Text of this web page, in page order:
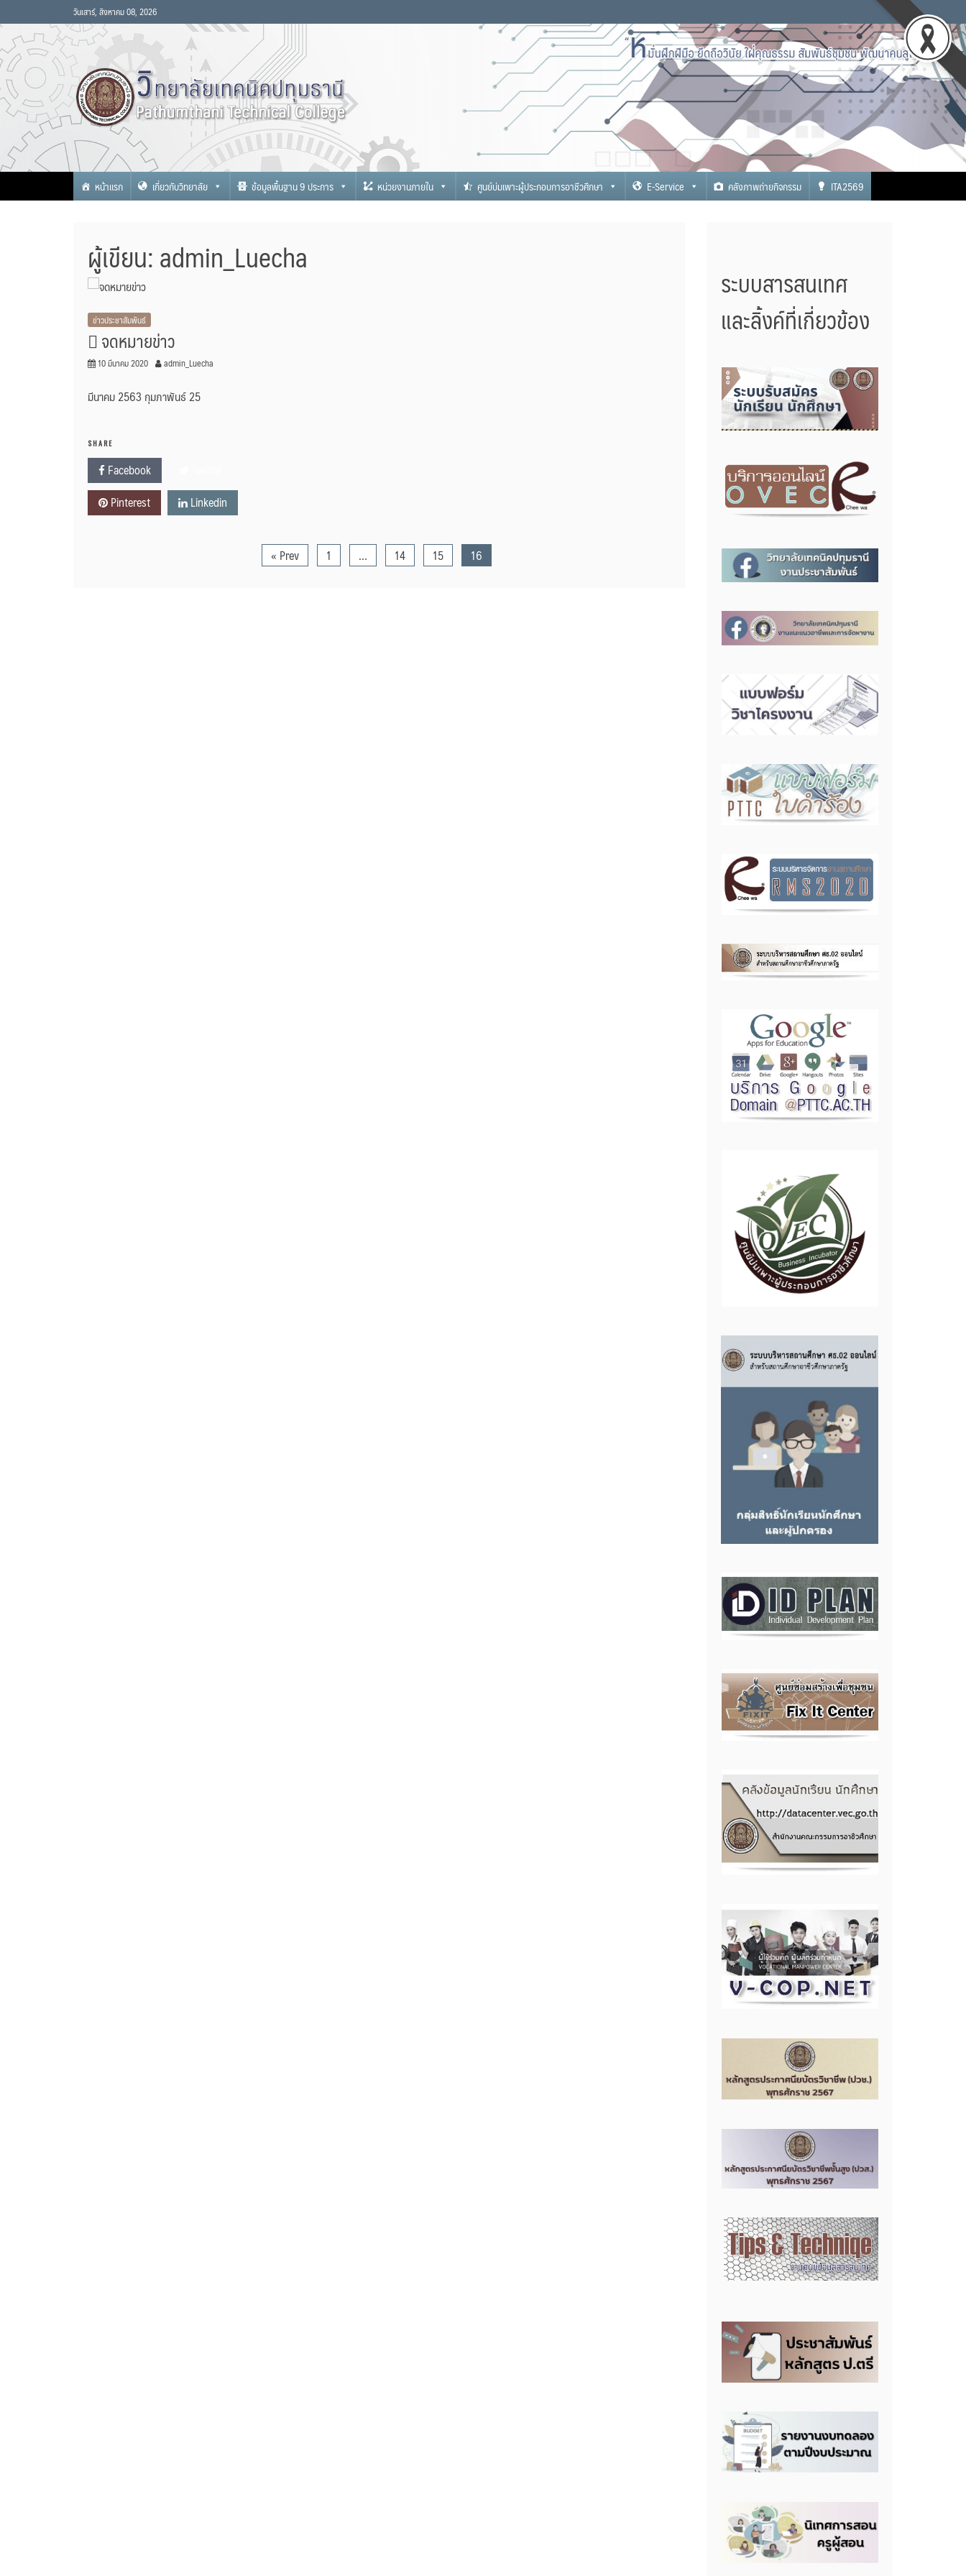
to
content
วันเสาร์, สิงหาคม 08, 2026
วิทยาลัยเทคนิคปทุมธานี
www.pttc.ac.th
หน้าแรก เกี่ยวกับวิทยาลัย ข้อมูลพื้นฐาน 9 ประการ หน่วยงานภายใน ศูนย์บ่มเพาะผู้ประกอบการอาชีวศึกษา E-Service คลังภาพถ่ายกิจกรรม ITA2569
ผู้เขียน:admin_Luecha
ข่าวประชาสัมพันธ์
จดหมายข่าว
10 มีนาคม 2020 admin_Luecha
มีนาคม 2563 กุมภาพันธ์ 25
SHARE
Facebook
Pinterest
Linkedin
« Prev 1 … 14 15 16
ระบบสารสนเทศ
และลิ้งค์ที่เกี่ยวข้อง